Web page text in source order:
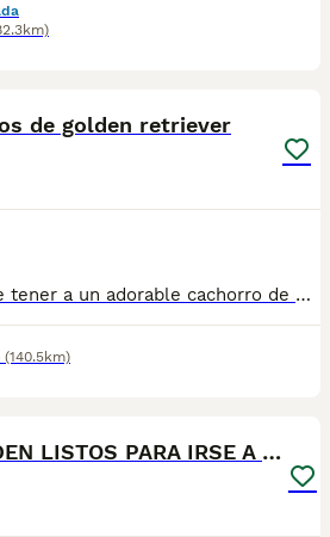
de golden retriever
¡Descubre la alegría de tener a un adorable cachorro de Golden Retriever en tu vida! Estamos emocionados de ofrecerte estos hermosos cachorros, criados con amor y cuidado en nuestro hogar. Cada uno de ellos cuenta con un pedigree que garantiza su pureza de raza y excelentes características. Nuestros cachorros de Golden Retriever han sido desparasitados y vacunados, garantizando su salud y bienestar. Esta raza es conocida por su personalidad cariñosa, amigable y leal, siendo ideales tanto para familias como para personas solteras. No pierdas la oportunidad de tener a un fiel compañero que siempre estará dispuesto a brindarte amor incondicional. ¡Contáctanos para más información y reserva el tuyo hoy mismo! 🐾✨
(140.5km)
CACHORROS GOLDEN LISTOS PARA IRSE A SU NUEVA CASA!